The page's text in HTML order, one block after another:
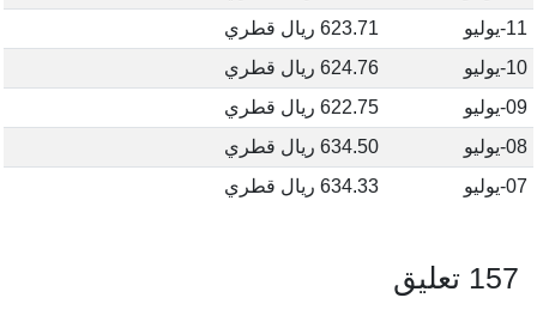
11-يوليو
623.71 ريال قطري
10-يوليو
624.76 ريال قطري
09-يوليو
622.75 ريال قطري
08-يوليو
634.50 ريال قطري
07-يوليو
634.33 ريال قطري
157 تعليق